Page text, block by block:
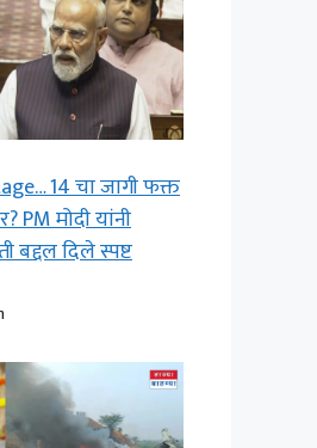
14 चा जागी फक्त
PM मोदी यांनी
बद्दल दिले स्पष्ट